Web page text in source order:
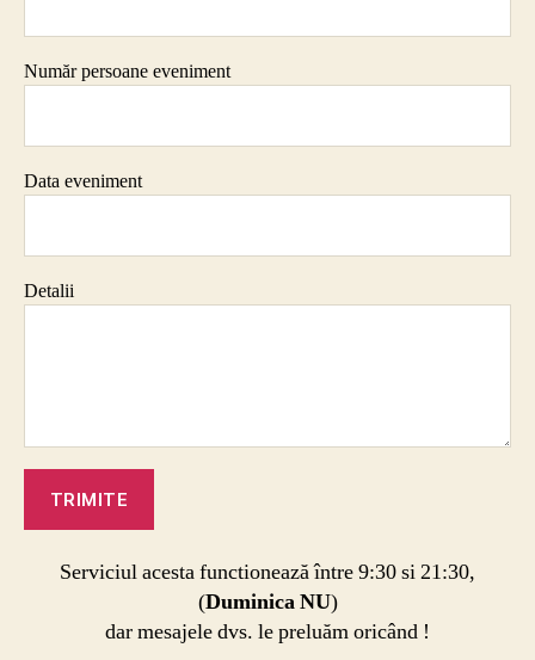
Număr persoane eveniment
Data eveniment
Detalii
Serviciul acesta functionează între 9:30 si 21:30,
(Duminica NU)
dar mesajele dvs. le preluăm oricând !